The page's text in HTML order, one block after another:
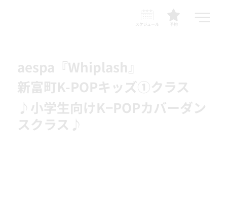
予約
スケジュール
aespa『Whiplash』
新富町K-POPキッズ①クラス
♪小学生向けK−POPカバーダン
スクラス♪